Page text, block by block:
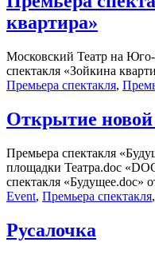
квартира»
Московский Театр на
спектакля «Зойкина
Премьера спектакля,
Открытие
Премьера спектакля
площадки Театра.doc
спектакля «Будущее.doc»
Event, Премьера спектакля,
Русалочка